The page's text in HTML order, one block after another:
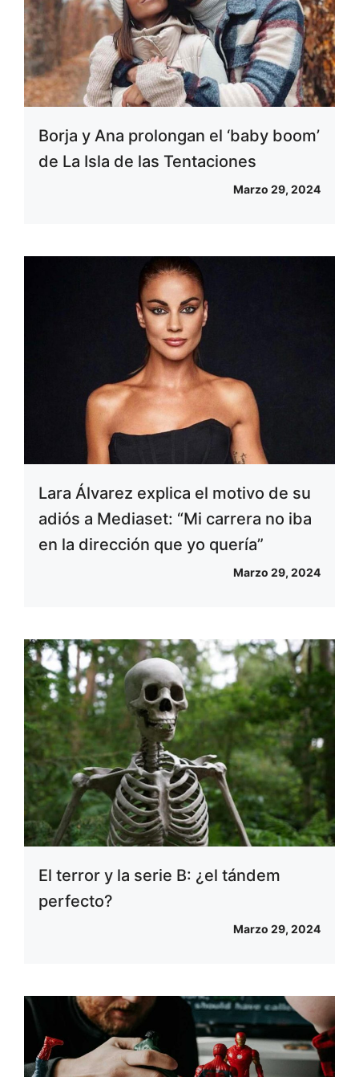
Borja y Ana prolongan el ‘baby boom’
de La Isla de las Tentaciones
Marzo 29, 2024
Lara Álvarez explica el motivo de su
adiós a Mediaset: “Mi carrera no iba
en la dirección que yo quería”
Marzo 29, 2024
El terror y la serie B: ¿el tándem
perfecto?
Marzo 29, 2024